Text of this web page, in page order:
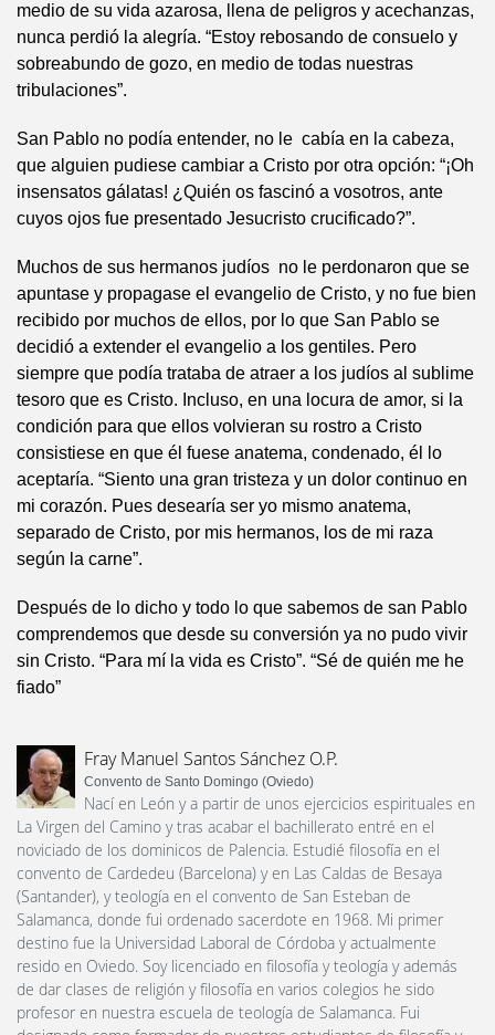
medio de su vida azarosa, llena de peligros y acechanzas,
nunca perdió la alegría. “Estoy rebosando de consuelo y
sobreabundo de gozo, en medio de todas nuestras
tribulaciones”.
San Pablo no podía entender, no le cabía en la cabeza,
que alguien pudiese cambiar a Cristo por otra opción: “¡Oh
insensatos gálatas! ¿Quién os fascinó a vosotros, ante
cuyos ojos fue presentado Jesucristo crucificado?”.
Muchos de sus hermanos judíos no le perdonaron que se
apuntase y propagase el evangelio de Cristo, y no fue bien
recibido por muchos de ellos, por lo que San Pablo se
decidió a extender el evangelio a los gentiles. Pero
siempre que podía trataba de atraer a los judíos al sublime
tesoro que es Cristo. Incluso, en una locura de amor, si la
condición para que ellos volvieran su rostro a Cristo
consistiese en que él fuese anatema, condenado, él lo
aceptaría. “Siento una gran tristeza y un dolor continuo en
mi corazón. Pues desearía ser yo mismo anatema,
separado de Cristo, por mis hermanos, los de mi raza
según la carne”.
Después de lo dicho y todo lo que sabemos de san Pablo
comprendemos que desde su conversión ya no pudo vivir
sin Cristo. “Para mí la vida es Cristo”. “Sé de quién me he
fiado”
Fray Manuel Santos Sánchez O.P.
Convento de Santo Domingo (Oviedo)
Nací en León y a partir de unos ejercicios espirituales en
La Virgen del Camino y tras acabar el bachillerato entré en el
noviciado de los dominicos de Palencia. Estudié filosofía en el
convento de Cardedeu (Barcelona) y en Las Caldas de Besaya
(Santander), y teología en el convento de San Esteban de
Salamanca, donde fui ordenado sacerdote en 1968. Mi primer
destino fue la Universidad Laboral de Córdoba y actualmente
resido en Oviedo. Soy licenciado en filosofía y teología y además
de dar clases de religión y filosofía en varios colegios he sido
profesor en nuestra escuela de teología de Salamanca. Fui